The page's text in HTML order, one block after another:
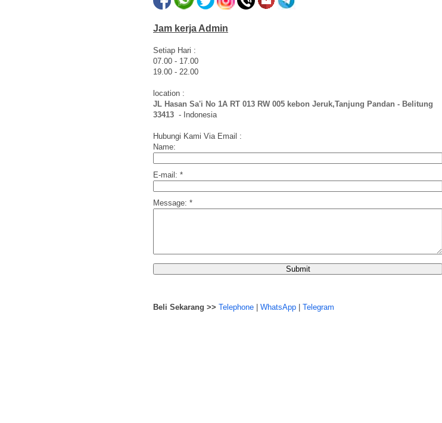
Jam kerja Admin
Setiap Hari :
07.00 - 17.00
19.00 - 22.00
location :
JL Hasan Sa'i No 1A RT 013 RW 005 kebon Jeruk,Tanjung Pandan - Belitung
33413 - Indonesia
Hubungi Kami Via Email : ​
Name:
E-mail: *
Message: *
Beli Sekarang >> Telephone WhatsApp Telegram